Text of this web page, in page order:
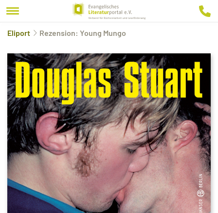
Eliport Rezension: Young Mungo